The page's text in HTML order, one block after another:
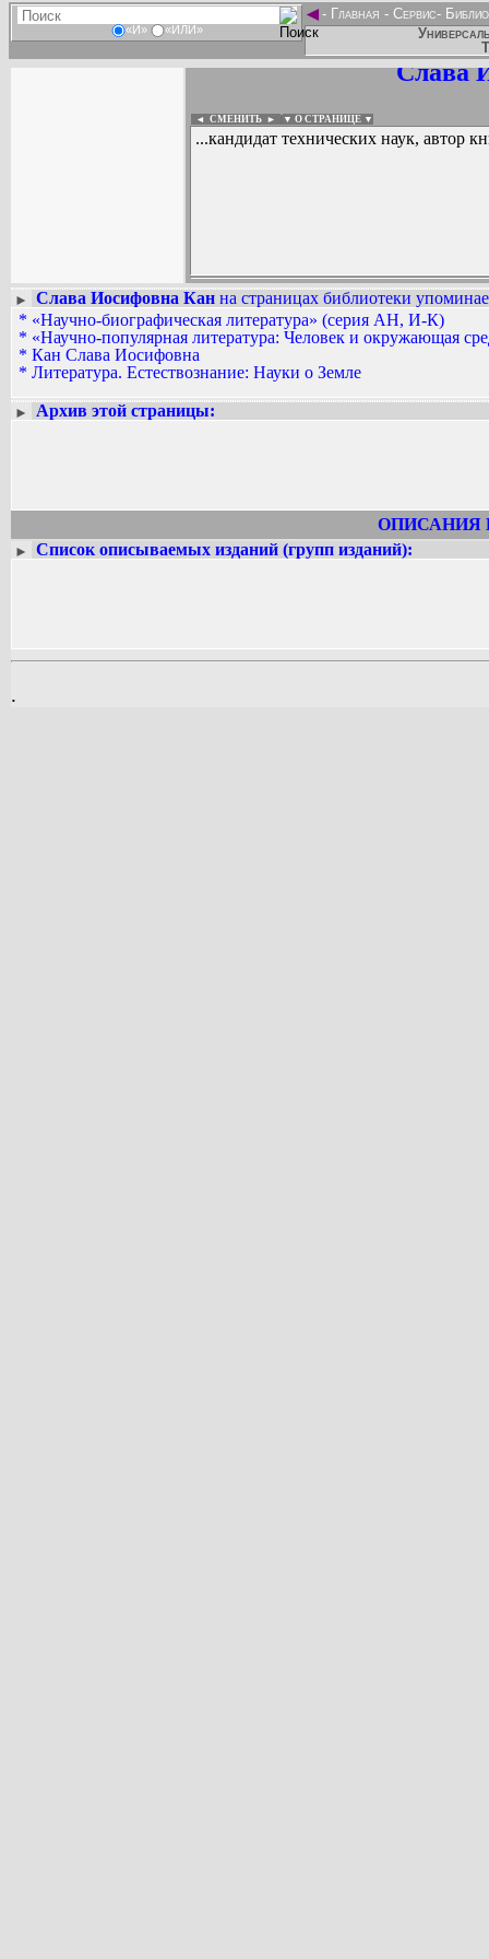
«И» «ИЛИ»
◄- Главная - Сервис-
Слава
◄ СМЕНИТЬ ► ▼ О СТРАНИЦЕ ▼
...кандидат технических наук, автор
Вадим Ершов...
...
СПИСОК НЕКОТОРЫХ
► Слава Иосифовна Кан на страницах библиотеки
* «Научно-биографическая литература» (серия АН, И-К)
* «Научно-популярная литература: Человек и окружающая
* Кан Слава Иосифовна
* Литература. Естествознание: Науки о Земле
► Архив этой страницы:
ОПИСАНИЯ
► Список описываемых изданий (групп изданий):
.